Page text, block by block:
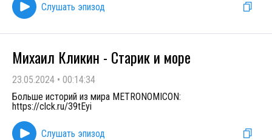
Слушать эпизод
Михаил Кликин - Старик и море
23.05.2024 • 00:14:34
Больше историй из мира METRONOMICON:
https://clck.ru/39tEyi
Слушать эпизод